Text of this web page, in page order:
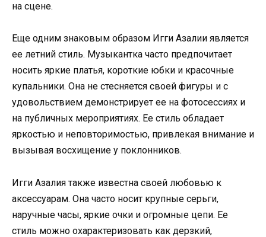
на сцене.
Еще одним знаковым образом Игги Азалии является
ее летний стиль. Музыкантка часто предпочитает
носить яркие платья, короткие юбки и красочные
купальники. Она не стесняется своей фигуры и с
удовольствием демонстрирует ее на фотосессиях и
на публичных мероприятиях. Ее стиль обладает
яркостью и неповторимостью, привлекая внимание и
вызывая восхищение у поклонников.
Игги Азалия также известна своей любовью к
аксессуарам. Она часто носит крупные серьги,
наручные часы, яркие очки и огромные цепи. Ее
стиль можно охарактеризовать как дерзкий,